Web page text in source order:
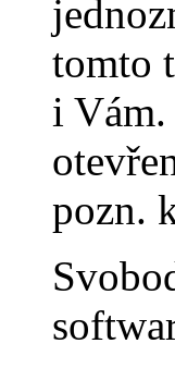
tomto
i
pozn.